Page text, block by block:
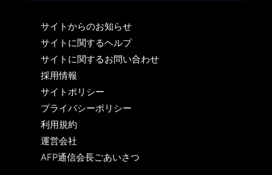
サイトからのお知らせ
サイトに関するヘルプ
サイトに関するお問い合わせ
採用情報
サイトポリシー
プライバシーポリシー
利用規約
運営会社
AFP通信会長ごあいさつ